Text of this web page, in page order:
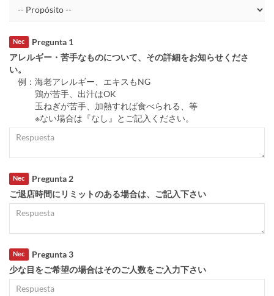
Pregunta 1
Nec
アレルギー・苦手なものについて、その詳細をお知らせくださ
い。
例：海老アレルギー、エキスもNG
鶏が苦手、出汁はOK
玉ねぎが苦手、加熱すれば食べられる、等
※ない場合は『なし』とご記入ください。
Pregunta 2
Nec
ご退店時間にリミットのある場合は、ご記入下さい
Pregunta 3
Nec
少な目をご希望の場合はそのご人数をご入力下さい